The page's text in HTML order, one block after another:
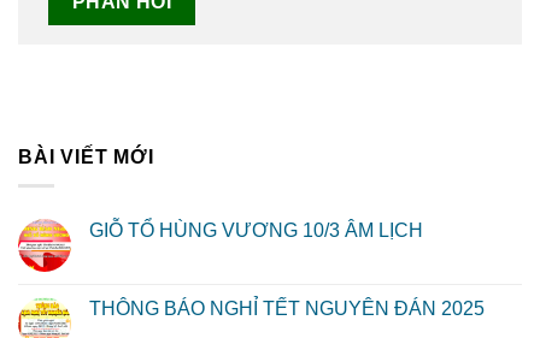
BÀI VIẾT MỚI
GIỖ TỔ HÙNG VƯƠNG 10/3 ÂM LỊCH
THÔNG BÁO NGHỈ TẾT NGUYÊN ĐÁN 2025